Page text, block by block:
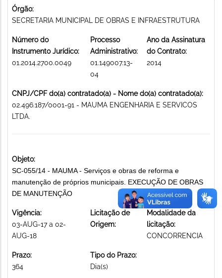
Órgão:
SECRETARIA MUNICIPAL DE OBRAS E INFRAESTRUTURA
Número do
Instrumento Jurídico:
01.2014.2700.0049
Processo
Administrativo:
01.149007.13-
04
Ano da Assinatura
do Contrato:
2014
CNPJ/CPF do(a) contratado(a) - Nome do(a) contratado(a):
02.496.187/0001-91 - MAUMA ENGENHARIA E SERVICOS
LTDA.
Objeto:
SC-055/14 - MAUMA - Serviços e obras de reforma e
manutenção de próprios municipais. EXECUÇÃO DE OBRAS
DE MANUTENÇÃO
Vigência:
03-AUG-17 a 02-
AUG-18
Licitação de
Origem:
Modalidade da
licitação:
CONCORRENCIA
Prazo:
364
Tipo do Prazo:
Dia(s)